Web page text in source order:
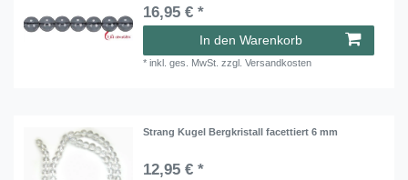
16,95 € *
In den Warenkorb
*inkl. ges. MwSt. zzgl.Versandkosten
Strang Kugel Bergkristall facettiert 6 mm
12,95 € *